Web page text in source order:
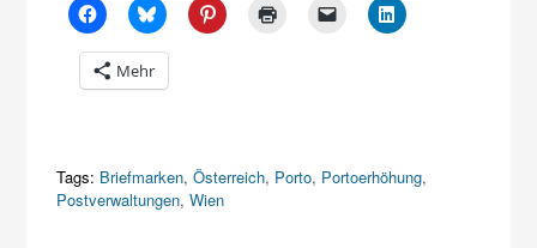
Mehr
Tags: Briefmarken,Österreich, Porto, Portoerhöhung,
Postverwaltungen,Wien